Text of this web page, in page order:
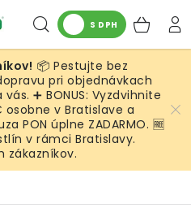
Hľadať
S DPH
📦 Pestujte bez
pri objednávkach
➕ BONUS: Vyzdvihnite
osobne v Bratislave a
PON úplne ZADARMO. 🆓
v rámci Bratislavy.
zákazníkov.